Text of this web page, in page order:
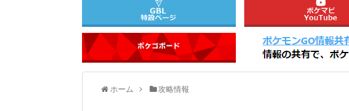
ホーム 攻略情報